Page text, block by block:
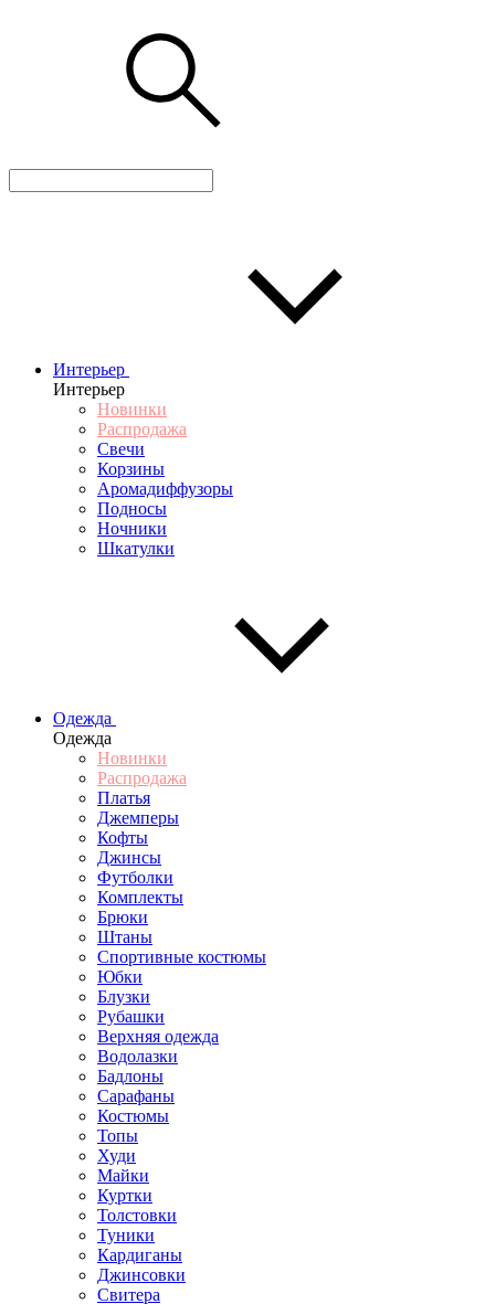
Интерьер
Интерьер
Новинки
Распродажа
Свечи
Корзины
Аромадиффузоры
Подносы
Ночники
Шкатулки
Одежда
Одежда
Новинки
Распродажа
Платья
Джемперы
Кофты
Джинсы
Футболки
Комплекты
Брюки
Штаны
Спортивные костюмы
Юбки
Блузки
Рубашки
Верхняя одежда
Водолазки
Бадлоны
Сарафаны
Костюмы
Топы
Худи
Майки
Куртки
Толстовки
Туники
Кардиганы
Джинсовки
Свитера